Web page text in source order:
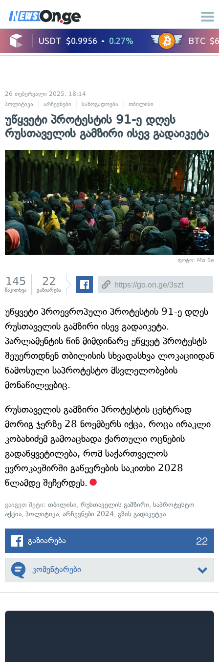
26 თებერვალი 2025, 18:14
პოლიტიკა
არჩევნები საზოგადოება თბილისი
უწყვეტი პროტესტის 91-ე დღეს
რუსთაველის გამზირი ისევ გადაიკეტა
ფოტო: Mo Se
145
წაკითხვა
22
გაზიარება
უწყვეტი პროევროპული პროტესტის 91-ე დღეს
რუსთაველის გამზირი ისევ გადაიკეტა.
პარლამენტის წინ მიმდინარე უწყვეტ პროტესტს
შეუერთდნენ თბილისის სხვადასხვა ლოკაციიდან
წამოსული საპროტესტო მსვლელობების
მონაწილეებიც.
რუსთაველის გამზირი პროტესტის ცენტრად
მორიგ ჯერზე 28 ნოემბერს იქცა, როცა ირაკლი
კობახიძემ გამოაცხადა ქართული ოცნების
გადაწყვეტილება, რომ საქართველოს
ევროკავშირში გაწევრების საკითხი 2028
წლამდე შეჩერდეს.
გაიგეთ მეტი: თბილისი, რუსთაველის გამზირი, საპროტესტო
აქცია, პოლიტიკა, არჩევნები 2024, გზის გადაკეტვა
გაზიარება 22
კომენტარები